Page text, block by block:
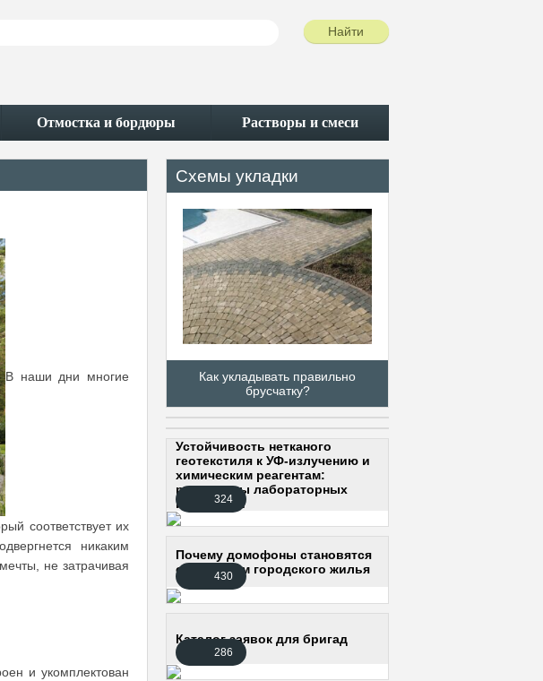
Отмостка и бордюры Растворы и смеси
В наши дни многие
соответствует их
никаким
не затрачивая
и укомплектован
Схемы укладки
Как укладывать правильно
брусчатку?
Устойчивость нетканого
геотекстиля к УФ-излучению и
химическим реагентам:
результаты лабораторных
испытаний
324
Почему домофоны становятся
стандартом городского жилья
430
Каталог заявок для бригад
286